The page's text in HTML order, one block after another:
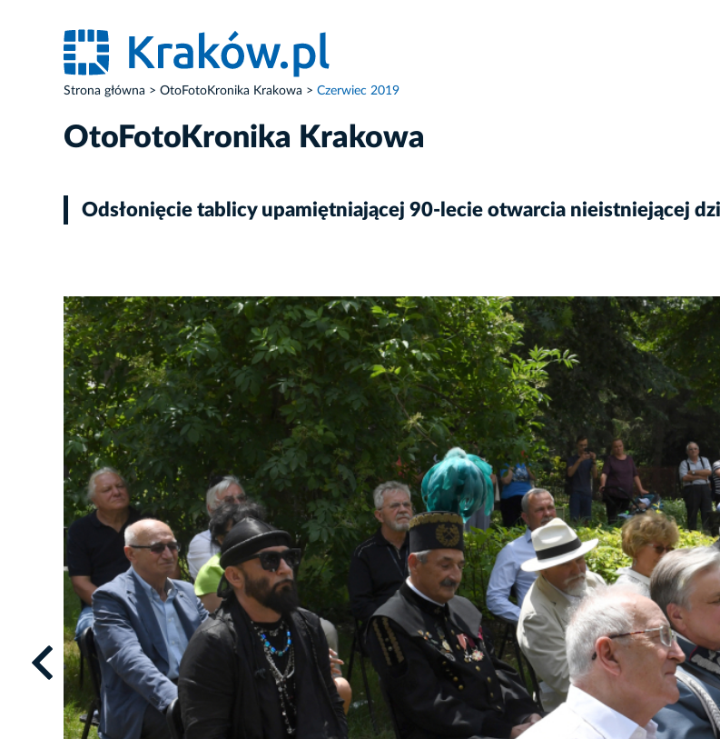
Strona główna OtoFotoKronika Krakowa Czerwiec 2019
OtoFotoKronika Krakowa
Odsłonięcie tablicy upamiętniającej 90-lecie otwarcia nieistniejącej